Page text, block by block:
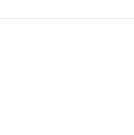
Beyoğlu Şaraphanesi Menü